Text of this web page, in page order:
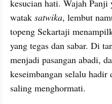
kesucian hati. Wajah Panji
watak satwika, lembut
topeng Sekartaji
yang tegas dan sabar. Di
menjadi pasangan abadi,
keseimbangan selalu hadir
saling menghormati.